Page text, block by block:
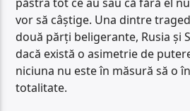
vor să câștige. Una dintre
două părți beligerante, Rusia și
dacă există o asimetrie de
niciuna nu este în măsură să o
totalitate.